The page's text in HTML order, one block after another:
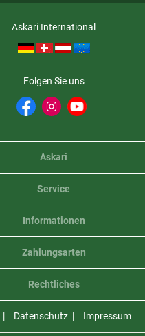
Askari International
Folgen Sie uns
Askari
Service
Informationen
Rechtliches
Zahlungsarten
Datenschutz Impressum